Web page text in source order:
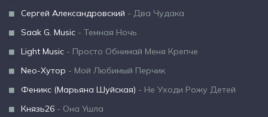
Сергей Александровский - Два Чудака
Saak G. Music - Темная Ночь
Light Music - Просто Обнимай Меня Крепче
Neo-Хутор - Мой Любимый Перчик
Феникс (Марьяна Шуйская) - Не Уходи Рожу Детей
Князь26 - Она Ушла